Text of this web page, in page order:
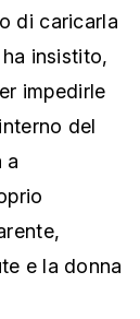
di caricarla
insistito,
impedirle
del
a
e la donna